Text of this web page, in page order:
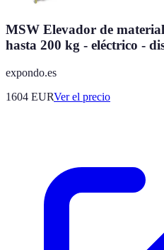
MSW Elevador de
hasta 200 kg - eléctrico -
expondo.es
1604 EURVer el precio